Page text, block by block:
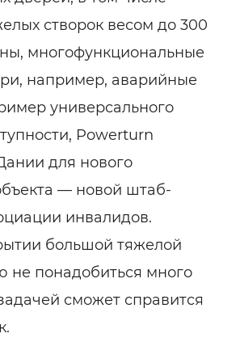
створок весом до 300
многофункциональные
например, аварийные
универсального
Powerturn
для нового
— новой штаб-
инвалидов.
большой тяжелой
не понадобиться много
сможет справится